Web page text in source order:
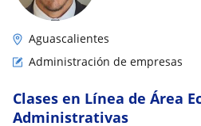
Aguascalientes
Administración de empresas
Clases en Línea de Área
Administrativas